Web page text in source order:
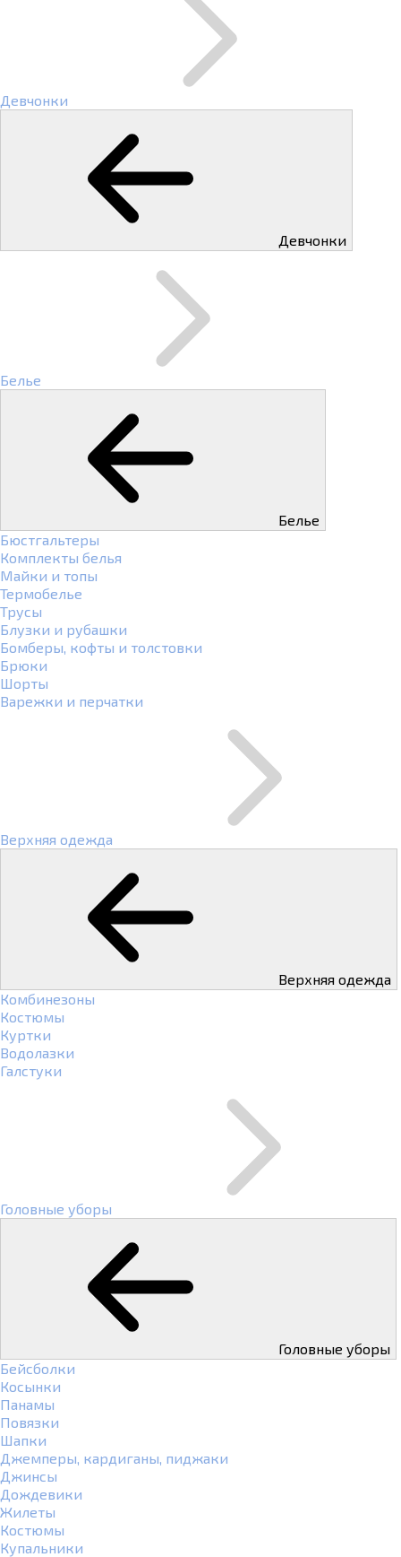
Девчонки
Девчонки
Белье
Белье
Бюстгальтеры
Комплекты белья
Майки и топы
Термобелье
Трусы
Блузки и рубашки
Бомберы, кофты и толстовки
Брюки
Шорты
Варежки и перчатки
Верхняя одежда
Верхняя одежда
Комбинезоны
Костюмы
Куртки
Водолазки
Галстуки
Головные уборы
Головные уборы
Бейсболки
Косынки
Панамы
Повязки
Шапки
Джемперы, кардиганы, пиджаки
Джинсы
Дождевики
Жилеты
Костюмы
Купальники